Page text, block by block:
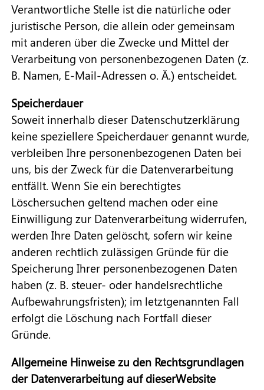
Verantwortliche Stelle ist die natürliche oder
juristische Person, die allein oder gemeinsam
mit anderen über die Zwecke und Mittel der
Verarbeitung von personenbezogenen Daten (z.
B. Namen, E-Mail-Adressen o. Ä.) entscheidet.
Speicherdauer
Soweit innerhalb dieser Datenschutzerklärung
keine speziellere Speicherdauer genannt wurde,
verbleiben Ihre personenbezogenen Daten bei
uns, bis der Zweck für die Datenverarbeitung
entfällt. Wenn Sie ein berechtigtes
Löschersuchen geltend machen oder eine
Einwilligung zur Datenverarbeitung widerrufen,
werden Ihre Daten gelöscht, sofern wir keine
anderen rechtlich zulässigen Gründe für die
Speicherung Ihrer personenbezogenen Daten
haben (z. B. steuer- oder handelsrechtliche
Aufbewahrungsfristen); im letztgenannten Fall
erfolgt die Löschung nach Fortfall dieser
Gründe.
Allgemeine Hinweise zu den Rechtsgrundlagen
der Datenverarbeitung auf dieserWebsite